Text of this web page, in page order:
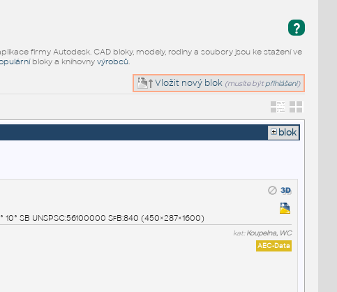
?
firmy Autodesk. CAD bloky, modely, rodiny a soubory jsou ke stažení ve
bloky a knihovny výrobců.
Vložit nový blok (musíte být přihlášeni)
blok
10° SB UNSPSC:56100000 SfB:840 (450×287×1600)
kat:Koupelna, WC
AEC-Data